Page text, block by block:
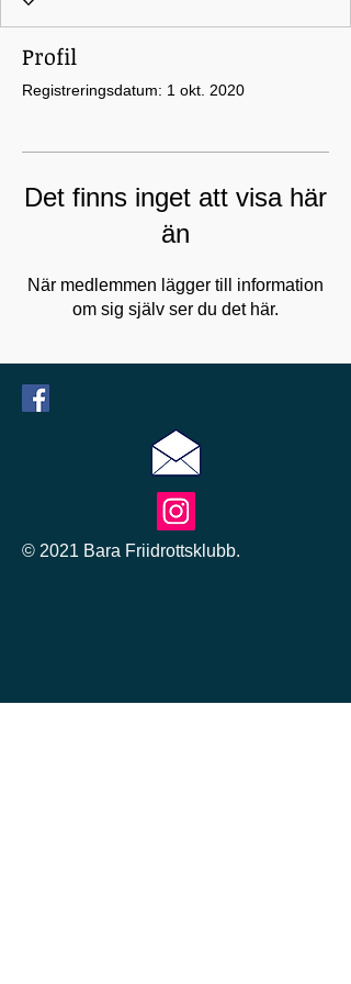
Profil
Registreringsdatum: 1 okt. 2020
Det finns inget att visa här
än
När medlemmen lägger till information
om sig själv ser du det här.
© 2021 Bara Friidrottsklubb.